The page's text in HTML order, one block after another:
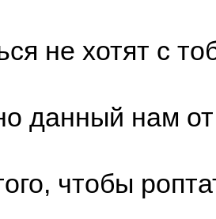
не хотят с
данный нам
чтобы